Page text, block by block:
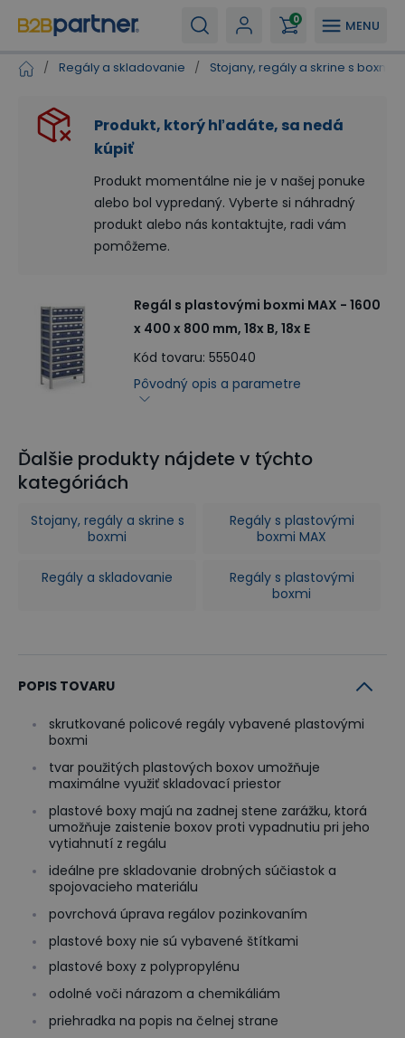
MENU
0
/ Regály a skladovanie / Stojany, regály a skrine s boxmi
Regál s plastovými boxmi MAX - 1600
x 400 x 800 mm, 18x B, 18x E
Kód tovaru: 555040
Pôvodný opis a parametre
Produkt, ktorý hľadáte, sa nedá
kúpiť
Produkt momentálne nie je v našej ponuke
alebo bol vypredaný. Vyberte si náhradný
produkt alebo nás kontaktujte, radi vám
pomôžeme.
Ďalšie produkty nájdete v týchto
kategóriách
Stojany, regály a skrine s
boxmi
Regály s plastovými
boxmi MAX
Regály a skladovanie
Regály s plastovými
boxmi
POPIS TOVARU
skrutkované policové regály vybavené plastovými
boxmi
tvar použitých plastových boxov umožňuje
maximálne využiť skladovací priestor
plastové boxy majú na zadnej stene zarážku, ktorá
umožňuje zaistenie boxov proti vypadnutiu pri jeho
vytiahnutí z regálu
ideálne pre skladovanie drobných súčiastok a
spojovacieho materiálu
povrchová úprava regálov pozinkovaním
plastové boxy nie sú vybavené štítkami
plastové boxy z polypropylénu
odolné voči nárazom a chemikáliám
priehradka na popis na čelnej strane